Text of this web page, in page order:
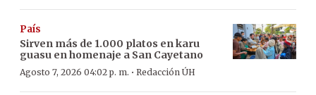
País
Sirven más de 1.000 platos en karu
guasu en homenaje a San Cayetano
Agosto 7, 2026 04:02 p. m. · Redacción ÚH